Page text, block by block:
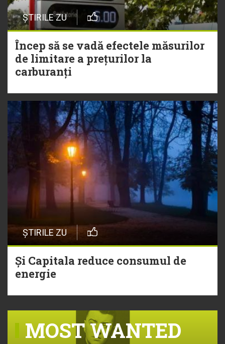
ȘTIRILE ZU
Încep să se vadă efectele măsurilor
de limitare a prețurilor la
carburanți
ȘTIRILE ZU
Și Capitala reduce consumul de
energie
MOST WANTED